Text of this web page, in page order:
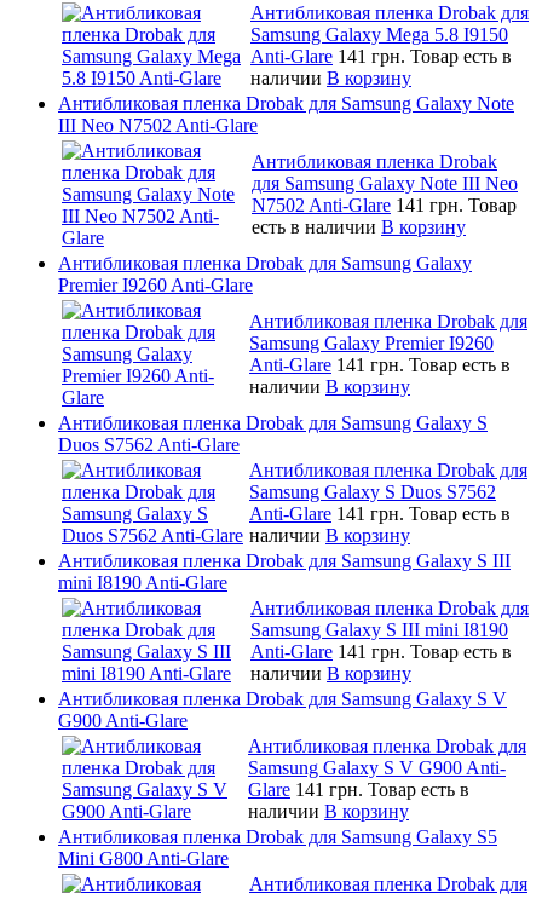
Антибликовая пленка Drobak для
Samsung Galaxy Mega 5.8 I9150
Anti-Glare 141 грн. Товар есть в
наличии В корзину
Антибликовая пленка Drobak для Samsung Galaxy Note
III Neo N7502 Anti-Glare
Антибликовая пленка Drobak
для Samsung Galaxy Note III Neo
N7502 Anti-Glare 141 грн. Товар
есть в наличии В корзину
Антибликовая пленка Drobak для Samsung Galaxy
Premier I9260 Anti-Glare
Антибликовая пленка Drobak для
Samsung Galaxy Premier I9260
Anti-Glare 141 грн. Товар есть в
наличии В корзину
Антибликовая пленка Drobak для Samsung Galaxy S
Duos S7562 Anti-Glare
Антибликовая пленка Drobak для
Samsung Galaxy S Duos S7562
Anti-Glare 141 грн. Товар есть в
наличии В корзину
Антибликовая пленка Drobak для Samsung Galaxy S III
mini I8190 Anti-Glare
Антибликовая пленка Drobak для
Samsung Galaxy S III mini I8190
Anti-Glare 141 грн. Товар есть в
наличии В корзину
Антибликовая пленка Drobak для Samsung Galaxy S V
G900 Anti-Glare
Антибликовая пленка Drobak для
Samsung Galaxy S V G900 Anti-
Glare 141 грн. Товар есть в
наличии В корзину
Антибликовая пленка Drobak для Samsung Galaxy S5
Mini G800 Anti-Glare
Антибликовая пленка Drobak для